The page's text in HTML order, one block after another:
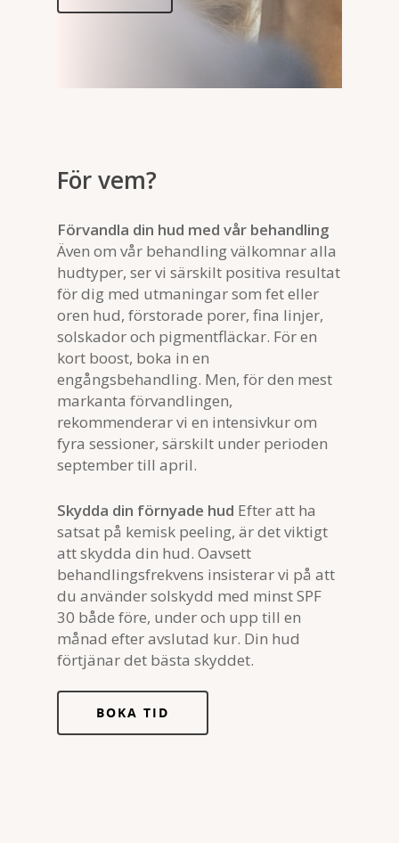
För vem?
Förvandla din hud med vår behandling
Även om vår behandling välkomnar alla
hudtyper, ser vi särskilt positiva resultat
för dig med utmaningar som fet eller
oren hud, förstorade porer, fina linjer,
solskador och pigmentfläckar. För en
kort boost, boka in en
engångsbehandling. Men, för den mest
markanta förvandlingen,
rekommenderar vi en intensivkur om
fyra sessioner, särskilt under perioden
september till april.
Skydda din förnyade hud Efter att ha
satsat på kemisk peeling, är det viktigt
att skydda din hud. Oavsett
behandlingsfrekvens insisterar vi på att
du använder solskydd med minst SPF
30 både före, under och upp till en
månad efter avslutad kur. Din hud
förtjänar det bästa skyddet.
BOKA TID